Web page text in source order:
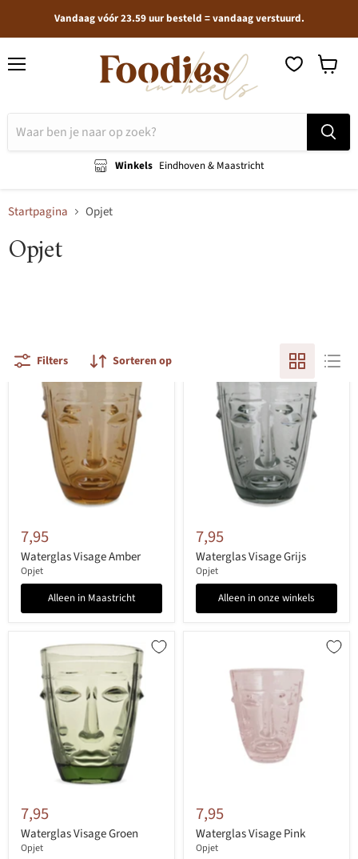
Vandaag vóór 23.59 uur besteld = vandaag verstuurd.
Winkels Eindhoven & Maastricht
Startpagina Opjet
Opjet
Filters Sorteren op
7,95
Waterglas Visage Amber
Opjet
Alleen in Maastricht
7,95
Waterglas Visage Grijs
Opjet
Alleen in onze winkels
7,95
Waterglas Visage Groen
Opjet
7,95
Waterglas Visage Pink
Opjet